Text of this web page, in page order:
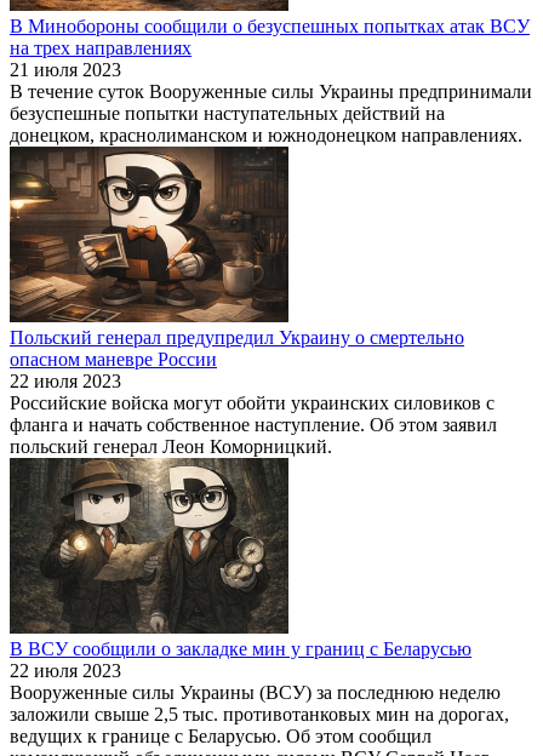
В Минобороны сообщили о безуспешных попытках атак ВСУ
на трех направлениях
21 июля 2023
В течение суток Вооруженные силы Украины предпринимали
безуспешные попытки наступательных действий на
донецком, краснолиманском и южнодонецком направлениях.
Польский генерал предупредил Украину о смертельно
опасном маневре России
22 июля 2023
Российские войска могут обойти украинских силовиков с
фланга и начать собственное наступление. Об этом заявил
польский генерал Леон Коморницкий.
В ВСУ сообщили о закладке мин у границ с Беларусью
22 июля 2023
Вооруженные силы Украины (ВСУ) за последнюю неделю
заложили свыше 2,5 тыс. противотанковых мин на дорогах,
ведущих к границе с Беларусью. Об этом сообщил